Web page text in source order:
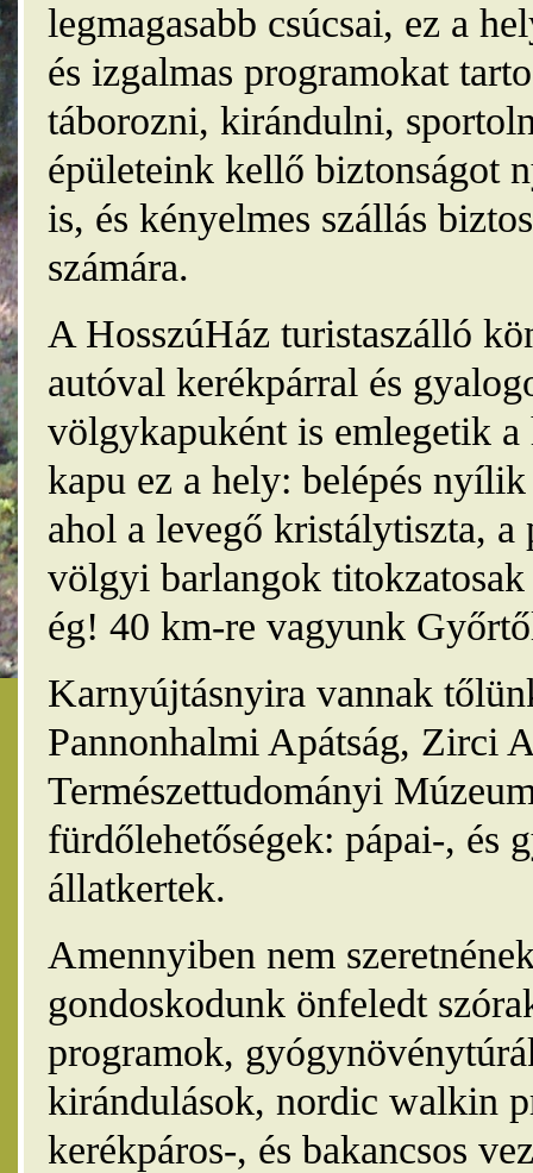
legmagasabb csúcsai, ez a
és izgalmas programokat
táborozni, kirándulni,
épületeink kellő biztonságot
is, és kényelmes szállás
számára.
A HosszúHáz turistaszálló
autóval kerékpárral és
völgykapuként is emlegetik
kapu ez a hely: belépés
ahol a levegő kristálytiszta, a
völgyi barlangok
ég! 40 km-re vagyunk
Karnyújtásnyira vannak
Pannonhalmi Apátság, Zirci
Természettudományi
fürdőlehetőségek: pápai-, és
állatkertek.
Amennyiben nem
gondoskodunk önfeledt
programok,
kirándulások, nordic walkin
kerékpáros-, és bakancsos